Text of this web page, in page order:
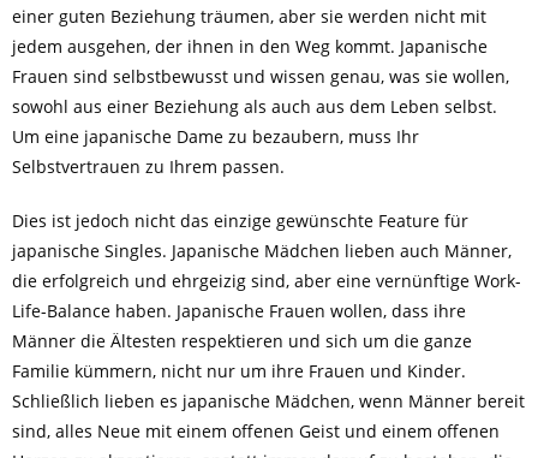
einer guten Beziehung träumen, aber sie werden nicht mit
jedem ausgehen, der ihnen in den Weg kommt. Japanische
Frauen sind selbstbewusst und wissen genau, was sie wollen,
sowohl aus einer Beziehung als auch aus dem Leben selbst.
Um eine japanische Dame zu bezaubern, muss Ihr
Selbstvertrauen zu Ihrem passen.
Dies ist jedoch nicht das einzige gewünschte Feature für
japanische Singles. Japanische Mädchen lieben auch Männer,
die erfolgreich und ehrgeizig sind, aber eine vernünftige Work-
Life-Balance haben. Japanische Frauen wollen, dass ihre
Männer die Ältesten respektieren und sich um die ganze
Familie kümmern, nicht nur um ihre Frauen und Kinder.
Schließlich lieben es japanische Mädchen, wenn Männer bereit
sind, alles Neue mit einem offenen Geist und einem offenen